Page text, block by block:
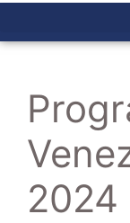
2024